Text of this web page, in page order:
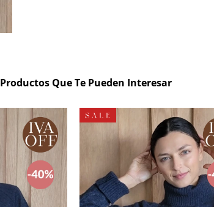
Productos Que Te Pueden Interesar